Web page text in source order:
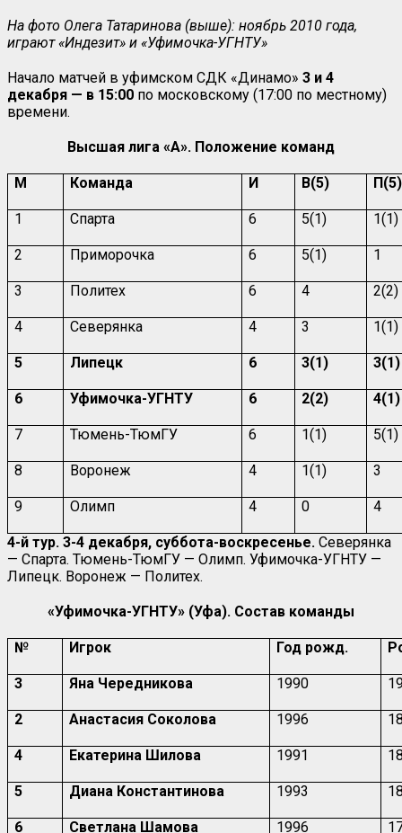
На фото Олега Татаринова (выше): ноябрь 2010 года,
играют «Индезит» и «Уфимочка-УГНТУ»
Начало матчей в уфимском СДК «Динамо» 3 и 4
декабря — в 15:00 по московскому (17:00 по местному)
времени.
Высшая лига «А». Положение команд
М Команда И В(5) П(5)
1 Спарта 6 5(1) 1(1)
2 Приморочка 6 5(1) 1
3 Политех 6 4 2(2)
4 Северянка 4 3 1(1)
5 Липецк 6 3(1) 3(1)
6 Уфимочка-УГНТУ 6 2(2) 4(1)
7 Тюмень-ТюмГУ 6 1(1) 5(1)
8 Воронеж 4 1(1) 3
9 Олимп 4 0 4
4-й тур. 3-4 декабря, суббота-воскресенье. Северянка
— Спарта. Тюмень-ТюмГУ — Олимп. Уфимочка-УГНТУ —
Липецк. Воронеж — Политех.
«Уфимочка-УГНТУ» (Уфа). Состав команды
№ Игрок Год рожд.
3 Яна Чередникова 1990
2 Анастасия Соколова 1996
4 Екатерина Шилова 1991
5 Диана Константинова 1993
6 Светлана Шамова 1996